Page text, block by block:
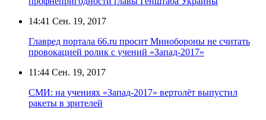
14:41 Сен. 19, 2017
Главред портала 66.ru просит Минобороны не считать
провокацией ролик с учений «Запад-2017»
11:44 Сен. 19, 2017
СМИ: на учениях «Запад-2017» вертолёт выпустил
ракеты в зрителей